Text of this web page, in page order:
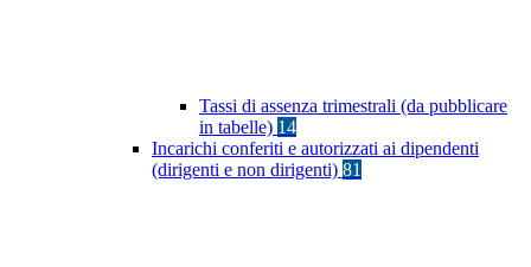
Tassi di assenza trimestrali (da pubblicare
in tabelle) 14
Incarichi conferiti e autorizzati ai dipendenti
(dirigenti e non dirigenti) 81